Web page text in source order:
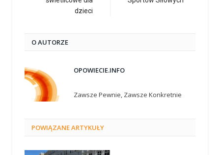
dzieci
O AUTORZE
OPOWIECIE.INFO
Zawsze Pewnie, Zawsze Konkretnie
POWIĄZANEARTYKUŁY